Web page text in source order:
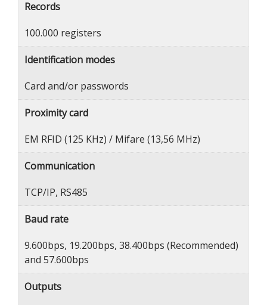
Records
100.000 registers
Identification modes
Card and/or passwords
Proximity card
EM RFID (125 KHz) / Mifare (13,56 MHz)
Communication
TCP/IP, RS485
Baud rate
9.600bps, 19.200bps, 38.400bps (Recommended)
and 57.600bps
Outputs